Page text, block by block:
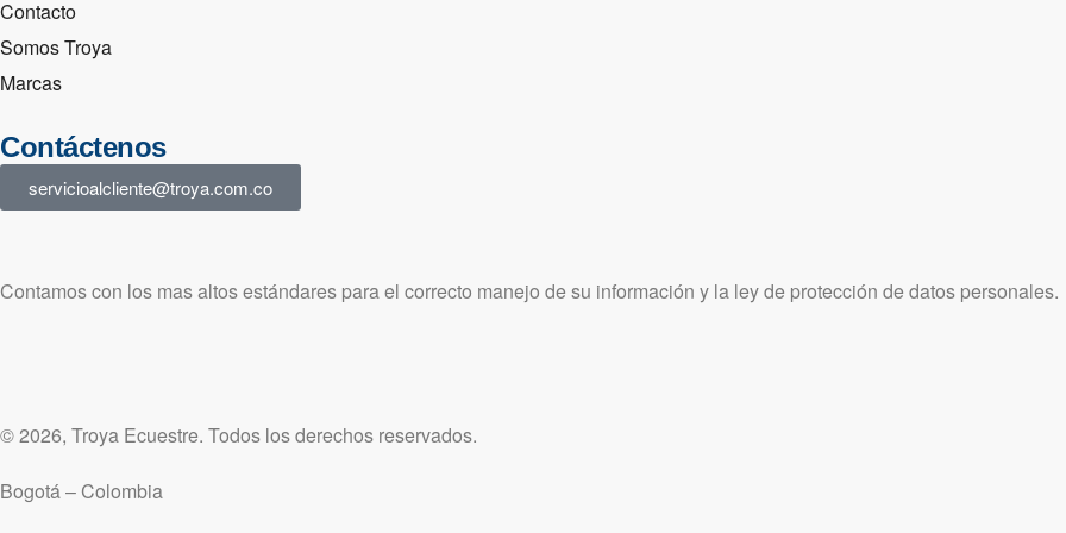
Contacto
Somos Troya
Marcas
Contáctenos
servicioalcliente@troya.com.co
Contamos con los mas altos estándares para el correcto manejo de su información y la ley de protección de datos personales.
© 2026, Troya Ecuestre. Todos los derechos reservados.
Bogotá – Colombia